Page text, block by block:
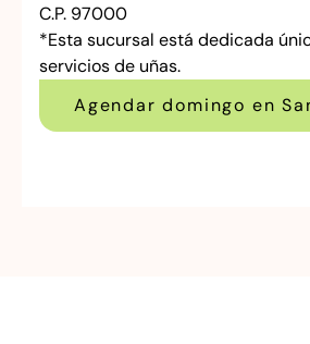
C.P. 97000
*Esta sucursal está dedicada
servicios de uñas.
Agendar domingo en